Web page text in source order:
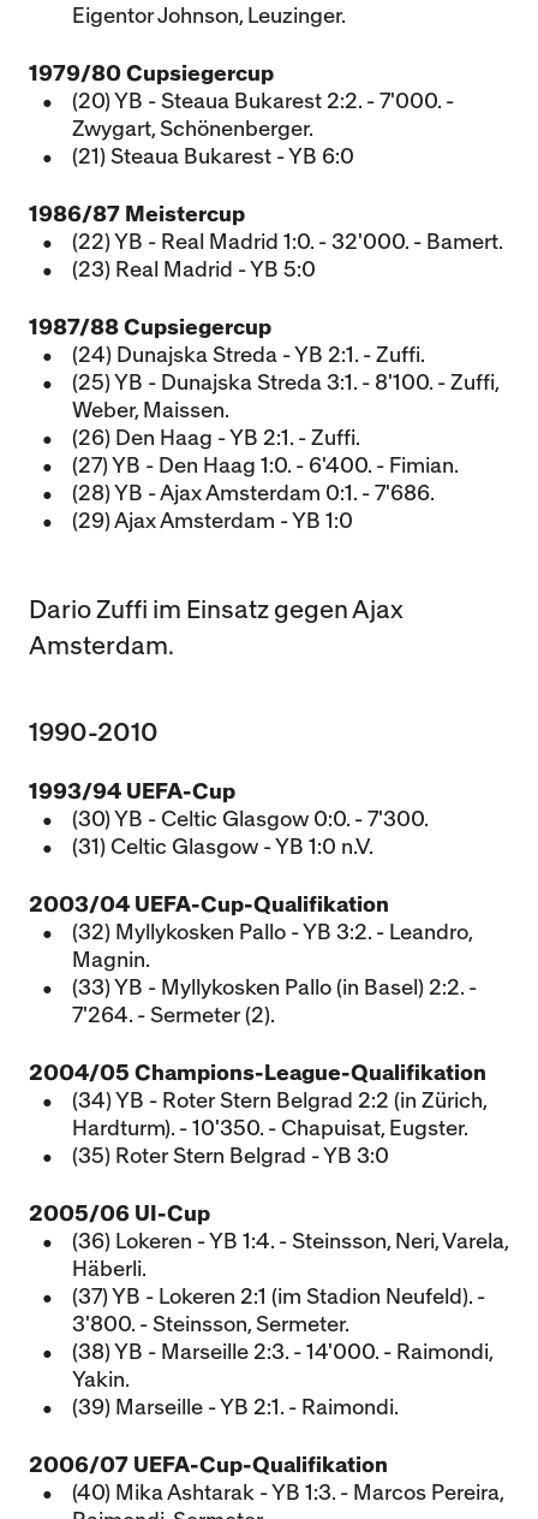
Eigentor Johnson, Leuzinger.
1979/80 Cupsiegercup
(20) YB - Steaua Bukarest 2:2. - 7'000. -
Zwygart, Schönenberger.
(21) Steaua Bukarest - YB 6:0
1986/87 Meistercup
(22) YB - Real Madrid 1:0. - 32'000. - Bamert.
(23) Real Madrid - YB 5:0
1987/88 Cupsiegercup
(24) Dunajska Streda - YB 2:1. - Zuffi.
(25) YB - Dunajska Streda 3:1. - 8'100. - Zuffi,
Weber, Maissen.
(26) Den Haag - YB 2:1. - Zuffi.
(27) YB - Den Haag 1:0. - 6'400. - Fimian.
(28) YB - Ajax Amsterdam 0:1. - 7'686.
(29) Ajax Amsterdam - YB 1:0
Dario Zuffi im Einsatz gegen Ajax
Amsterdam.
1990-2010
1993/94 UEFA-Cup
(30) YB - Celtic Glasgow 0:0. - 7'300.
(31) Celtic Glasgow - YB 1:0 n.V.
2003/04 UEFA-Cup-Qualifikation
(32) Myllykosken Pallo - YB 3:2. - Leandro,
Magnin.
(33) YB - Myllykosken Pallo (in Basel) 2:2. -
7'264. - Sermeter (2).
2004/05 Champions-League-Qualifikation
(34) YB - Roter Stern Belgrad 2:2 (in Zürich,
Hardturm). - 10'350. - Chapuisat, Eugster.
(35) Roter Stern Belgrad - YB 3:0
2005/06 UI-Cup
(36) Lokeren - YB 1:4. - Steinsson, Neri, Varela,
Häberli.
(37) YB - Lokeren 2:1 (im Stadion Neufeld). -
3'800. - Steinsson, Sermeter.
(38) YB - Marseille 2:3. - 14'000. - Raimondi,
Yakin.
(39) Marseille - YB 2:1. - Raimondi.
2006/07 UEFA-Cup-Qualifikation
(40) Mika Ashtarak - YB 1:3. - Marcos Pereira,